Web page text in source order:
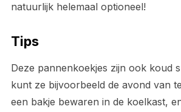
natuurlijk helemaal optioneel!
Tips
Deze pannenkoekjes zijn ook koud
kunt ze bijvoorbeeld de avond van
een bakje bewaren in de koelkast,